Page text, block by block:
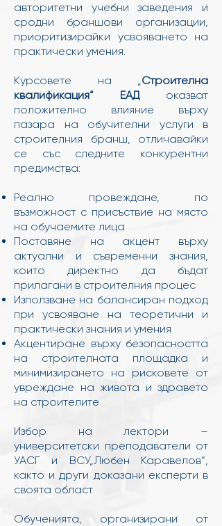
авторитетни учебни заведения и
сродни браншови организации,
приоритизирайки усвояването на
практически умения.
Курсовете на „Строителна
квалификация“ ЕАДоказват
положително влияние върху
пазара на обучителни услуги в
строителния бранш, отличавайки
се със следните конкурентни
предимства:
Реално провеждане, по
възможност с присъствие на място
на обучаемите лица
Поставяне на акцент върху
актуални и съвременни знания,
които директно да бъдат
прилагани в строителния процес
Използване на балансиран подход
при усвояване на теоретични и
практически знания и умения
Акцентиране върху безопасността
на строителната площадка и
минимизирането на рисковете от
увреждане на живота и здравето
на строителите
Избор на лектори –
университетски преподаватели от
УАСГ и ВСУ„Любен Каравелов“,
както и други доказани експерти в
своята област
Обученията, организирани от